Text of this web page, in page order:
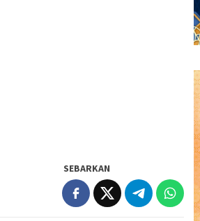
SEBARKAN